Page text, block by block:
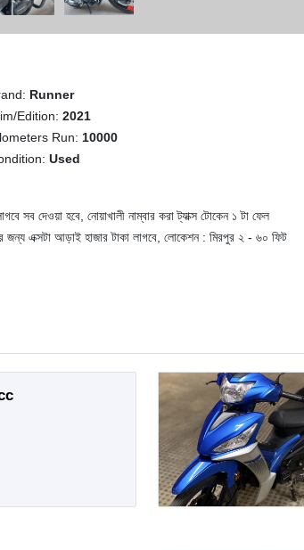
Runner
Edition: 2021
Run: 10000
Used
সব দেওয়া হবে, নোয়াখালী নাম্বার করা ট্যাক্স টোকেন ১ টা ফেল
জন্য এক্সটা আড়াই হাজার টাকা লাগবে, লোকেশন : মিরপুর ২ - ৬০ ফিট